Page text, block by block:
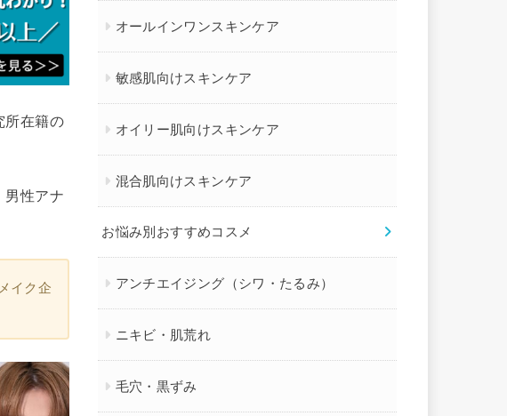
所在籍の
男性アナ
イク企
オールインワンスキンケア
敏感肌向けスキンケア
オイリー肌向けスキンケア
混合肌向けスキンケア
お悩み別おすすめコスメ
アンチエイジング（シワ・たるみ）
ニキビ・肌荒れ
毛穴・黒ずみ